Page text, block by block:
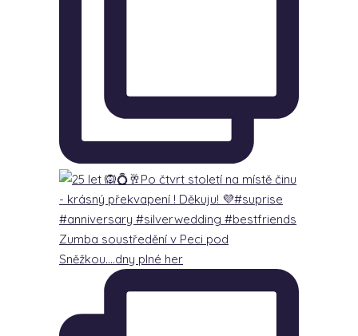
Zumba soustředění v Peci pod
Sněžkou….dny plné her